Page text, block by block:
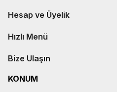
Hesap ve Üyelik
Hızlı Menü
Bize Ulaşın
KONUM